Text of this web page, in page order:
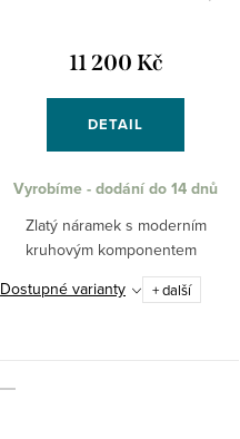
11 200 Kč
DETAIL
Vyrobíme - dodání do 14 dnů
Zlatý náramek s moderním
kruhovým komponentem
Dostupné varianty
+ další